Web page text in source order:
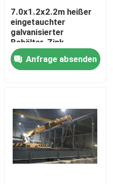
7.0x1.2x2.2m heißer
eingetauchter
galvanisierter
Behälter-Zink-
Behälter für
ununterbrochene
Galvanisierungs-Linie
Anfrage absenden